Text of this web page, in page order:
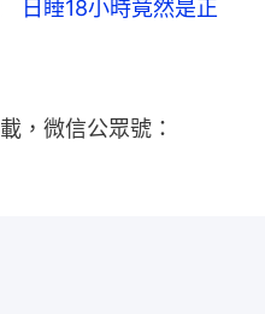
日睡18小時竟然是正
，微信公眾號：